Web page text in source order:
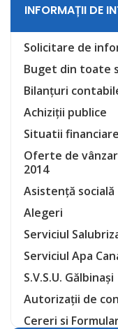
INFORMAȚII DE
Solicitare de
Buget din toate
Bilanțuri
Achiziții publice
Situatii financiare
Oferte de
2014
Asistență socială
Alegeri
Serviciul
Serviciul Apa
S.V.S.U. Gălbinași
Autorizații de
Cereri si